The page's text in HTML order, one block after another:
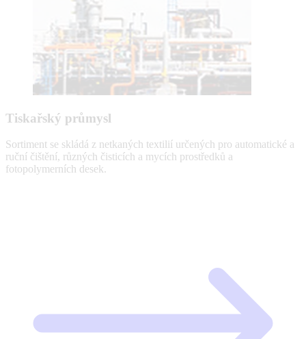
Tiskařský průmysl
Sortiment se skládá z netkaných textilií určených pro automatické a
ruční čištění, různých čisticích a mycích prostředků a
fotopolymerních desek.